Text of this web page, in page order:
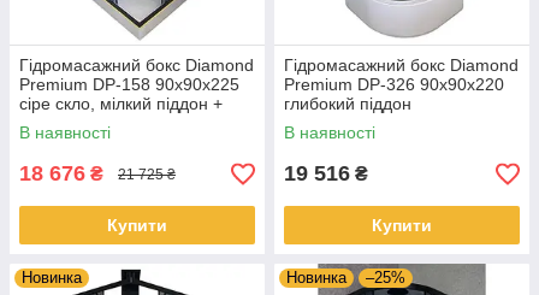
Гідромасажний бокс Diamond
Premium DP-158 90x90x225
сіре скло, мілкий піддон +
гідромасажна панель
В наявності
18 676 ₴ 21 725 ₴
Купити
Гідромасажний бокс Diamond
Premium DP-326 90x90x220
глибокий піддон
В наявності
19 516 ₴
Купити
Новинка Новинка –25%